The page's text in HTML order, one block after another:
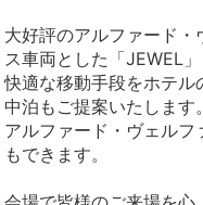
大好評のアルファード
ス車両とした「JEWEL」
快適な移動手段をホテ
中泊もご提案いたします。
アルファード・ヴェル
もできます。